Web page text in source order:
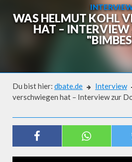
WAS HELMUT KOHL
HAT –
Du bist hier: dbate.de Interview
verschwiegen hat – Interview zur
WAS HELMUT KOHL
VERSCHWIEGEN
INTERVIEW ZUR